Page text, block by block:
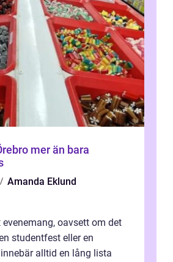
än bara
Amanda Eklund
oavsett om det
studentfest eller en
alltid en lång lista